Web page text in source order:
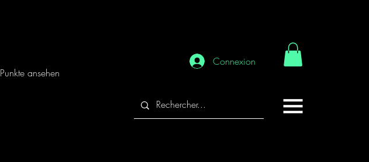
Connexion
Punkte ansehen